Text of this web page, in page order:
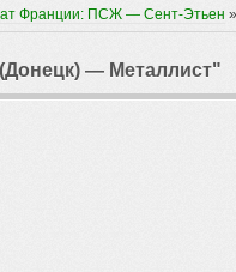
Франции: ПСЖ — Сент-Этьен »
— Металлист"